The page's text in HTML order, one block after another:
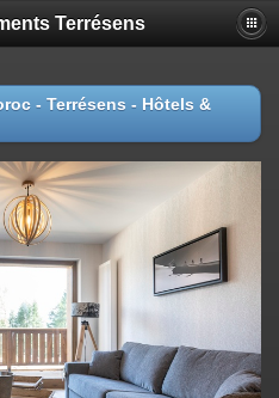
Terrésens
- Terrésens - Hôtels &